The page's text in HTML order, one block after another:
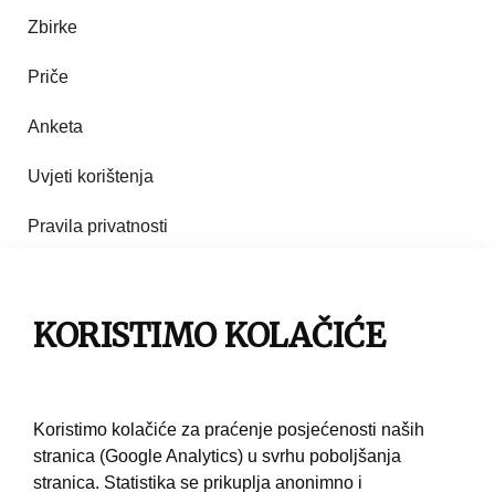
Zbirke
Priče
Anketa
Uvjeti korištenja
Pravila privatnosti
Pravila korištenja
KORISTIMO KOLAČIĆE
Koristimo kolačiće za praćenje posjećenosti naših
stranica (Google Analytics) u svrhu poboljšanja
stranica. Statistika se prikuplja anonimno i